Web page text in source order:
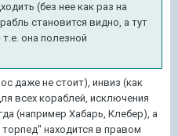
(без нее как раз на
становится видно, а тут
она полезной
даже не стоит), инвиз (как
всех кораблей, исключения
(например Хабарь, Клебер), а
находится в правом